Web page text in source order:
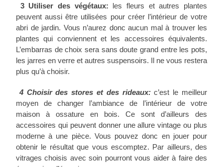
3 Utiliser des végétaux: les fleurs et autres plantes
peuvent aussi être utilisées pour créer l’intérieur de votre
abri de jardin. Vous n’aurez donc aucun mal à trouver les
plantes qui conviennent et les accessoires équivalents.
L’embarras de choix sera sans doute grand entre les pots,
les jarres en verre et autres suspensoirs. Il ne vous restera
plus qu’à choisir.
4 Choisir des stores et des rideaux: c’est le meilleur
moyen de changer l’ambiance de l’intérieur de votre
maison à ossature en bois. Ce sont d’ailleurs des
accessoires qui peuvent donner une allure vintage ou plus
moderne à une pièce. Vous pouvez donc en jouer pour
obtenir le résultat que vous escomptez. Par ailleurs, des
vitrages choisis avec soin pourront vous aider à faire des